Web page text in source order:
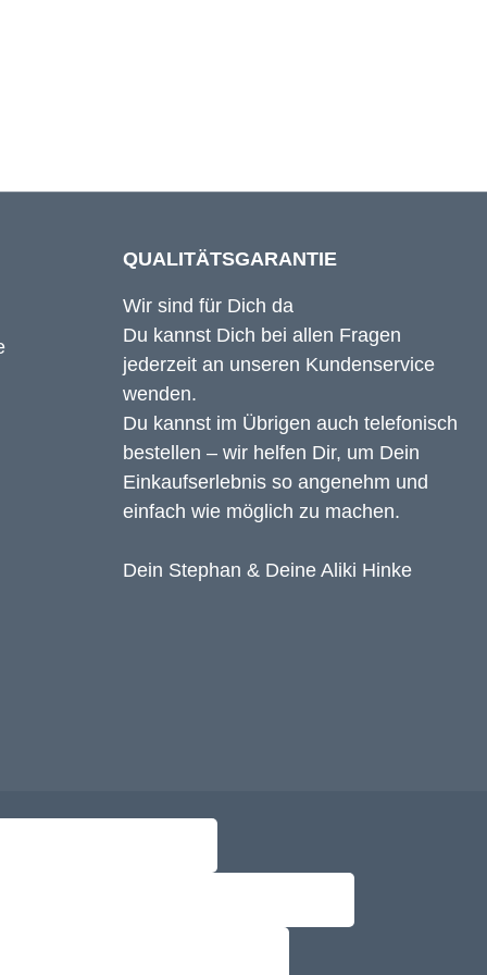
QUALITÄTSGARANTIE
Wir sind für Dich da
Du kannst Dich bei allen Fragen
jederzeit an unseren Kundenservice
wenden.
Du kannst im Übrigen auch telefonisch
bestellen – wir helfen Dir, um Dein
Einkaufserlebnis so angenehm und
einfach wie möglich zu machen.
Dein Stephan & Deine Aliki Hinke